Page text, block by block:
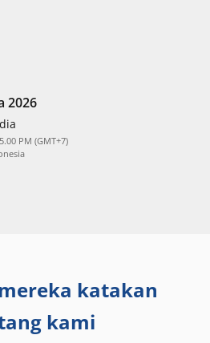
2026
PM (GMT+7)
katakan
kami